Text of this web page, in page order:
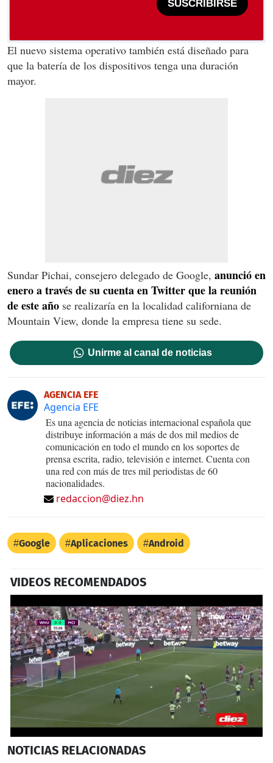
SUSCRIBIRSE
El nuevo sistema operativo también está diseñado para
que la batería de los dispositivos tenga una duración
mayor.
Sundar Pichai, consejero delegado de Google, anunció en
enero a través de su cuenta en Twitter que la reunión
de este año se realizaría en la localidad californiana de
Mountain View, donde la empresa tiene su sede.
Unirme al canal de noticias
AGENCIA EFE
Agencia EFE
Es una agencia de noticias internacional española que
distribuye información a más de dos mil medios de
comunicación en todo el mundo en los soportes de
prensa escrita, radio, televisión e internet. Cuenta con
una red con más de tres mil periodistas de 60
nacionalidades.
redaccion@diez.hn
Google Aplicaciones Android
VIDEOS RECOMENDADOS
seconds
NOTICIAS RELACIONADAS